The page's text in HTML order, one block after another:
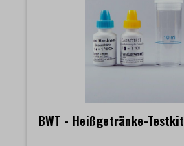
BWT - Heißgetränke-Testkit